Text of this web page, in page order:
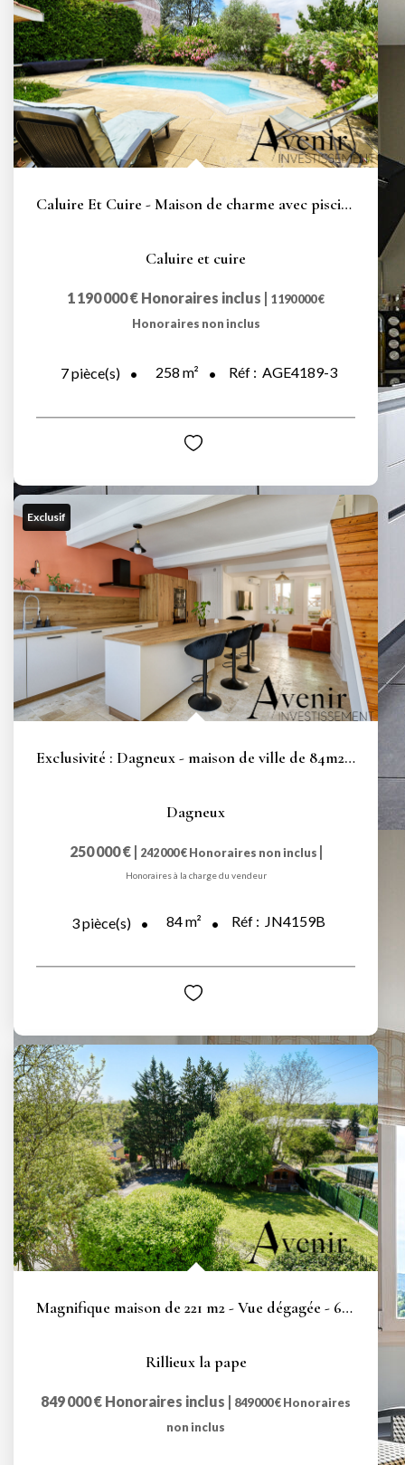
Caluire Et Cuire - Maison de charme avec piscine - 4...
Caluire et cuire
1 190 000 € Honoraires inclus | 1 190 000 €
Honoraires non inclus
7pièce(s) 258 m² Réf : AGE4189-3
Exclusif
Exclusivité : Dagneux - maison de ville de 84m2 - terrasse
Dagneux
250 000 € | 242 000 € Honoraires non inclus |
Honoraires à la charge du vendeur
3pièce(s) 84m² Réf : JN4159B
Magnifique maison de 221 m2 - Vue dégagée - 6 chambres
Rillieux la pape
849 000 € Honoraires inclus | 849 000 €Honoraires
non inclus